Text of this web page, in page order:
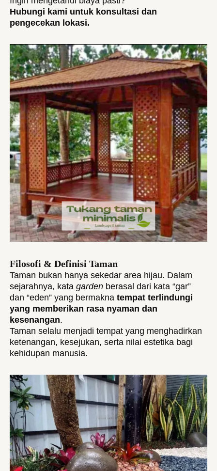
Hubungi kami untuk konsultasi dan
pengecekan lokasi.
Filosofi & Definisi Taman
Taman bukan hanya sekedar area hijau. Dalam
sejarahnya, kata garden berasal dari kata “gar”
dan “eden” yang bermakna tempat terlindungi
yang memberikan rasa nyaman dan
kesenangan.
Taman selalu menjadi tempat yang menghadirkan
ketenangan, kesejukan, serta nilai estetika bagi
kehidupan manusia.